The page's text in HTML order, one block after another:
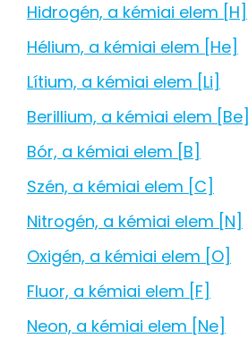
Hidrogén, a kémiai elem [H]
Hélium, a kémiai elem [He]
Lítium, a kémiai elem [Li]
Berillium, a kémiai elem [Be]
Bór, a kémiai elem [B]
Szén, a kémiai elem [C]
Nitrogén, a kémiai elem [N]
Oxigén, a kémiai elem [O]
Fluor, a kémiai elem [F]
Neon, a kémiai elem [Ne]